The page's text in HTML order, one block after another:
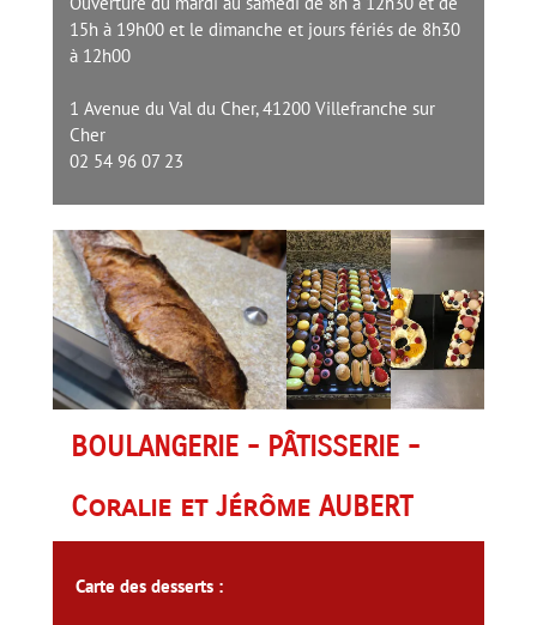
15h à 19h00 et le dimanche et jours fériés de 8h30
à 12h00
1 Avenue du Val du Cher, 41200 Villefranche sur
Cher
02 54 96 07 23
BOULANGERIE - PÂTISSERIE -
Coralie et Jérôme AUBERT
Carte des desserts :